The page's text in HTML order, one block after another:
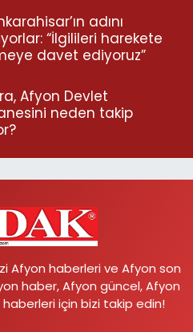
adını
“İlgilileri harekete
davet ediyoruz”
Afyon Devlet
neden takip
Afyon haberleri ve Afyon son
haber, Afyon güncel, Afyon
için bizi takip edin!